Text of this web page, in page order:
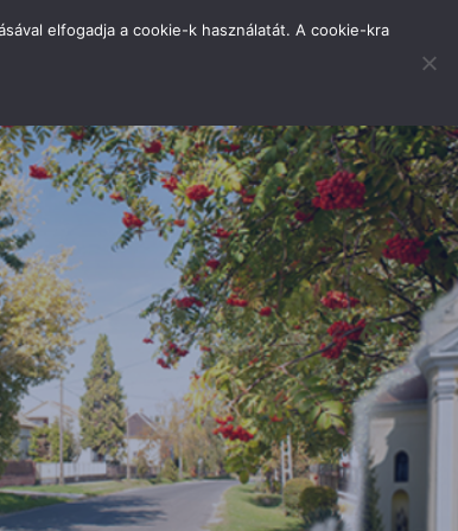
elfogadja a cookie-k használatát. A cookie-kra